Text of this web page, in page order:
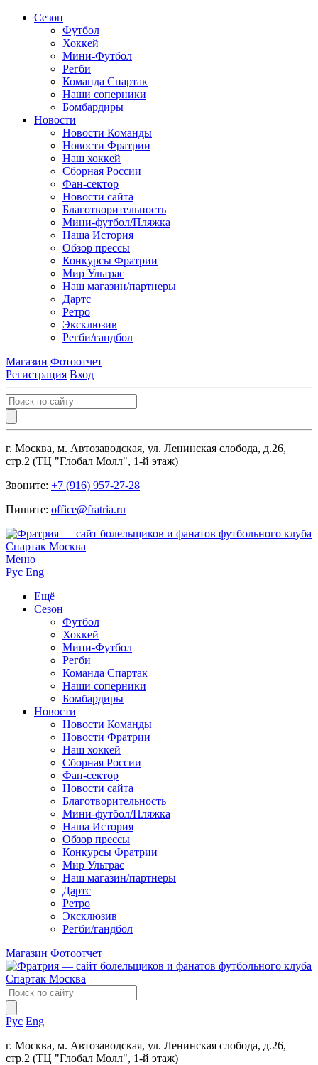
Сезон
Футбол
Хоккей
Мини-Футбол
Регби
Команда Спартак
Наши соперники
Бомбардиры
Новости
Новости Команды
Новости Фратрии
Наш хоккей
Сборная России
Фан-cектор
Новости сайта
Благотворительность
Мини-футбол/Пляжка
Наша История
Обзор прессы
Конкурсы Фратрии
Мир Ультрас
Наш магазин/партнеры
Дартс
Ретро
Эксклюзив
Регби/гандбол
Магазин Фотоотчет
Регистрация Вход
г. Москва, м. Автозаводская, ул. Ленинская слобода, д.26,
стр.2 (ТЦ "Глобал Молл", 1-й этаж)
Звоните: +7 (916) 957-27-28
Пишите: office@fratria.ru
Меню
Рус Eng
Ещё
Сезон
Футбол
Хоккей
Мини-Футбол
Регби
Команда Спартак
Наши соперники
Бомбардиры
Новости
Новости Команды
Новости Фратрии
Наш хоккей
Сборная России
Фан-cектор
Новости сайта
Благотворительность
Мини-футбол/Пляжка
Наша История
Обзор прессы
Конкурсы Фратрии
Мир Ультрас
Наш магазин/партнеры
Дартс
Ретро
Эксклюзив
Регби/гандбол
Магазин Фотоотчет
Рус Eng
г. Москва, м. Автозаводская, ул. Ленинская слобода, д.26,
стр.2 (ТЦ "Глобал Молл", 1-й этаж)